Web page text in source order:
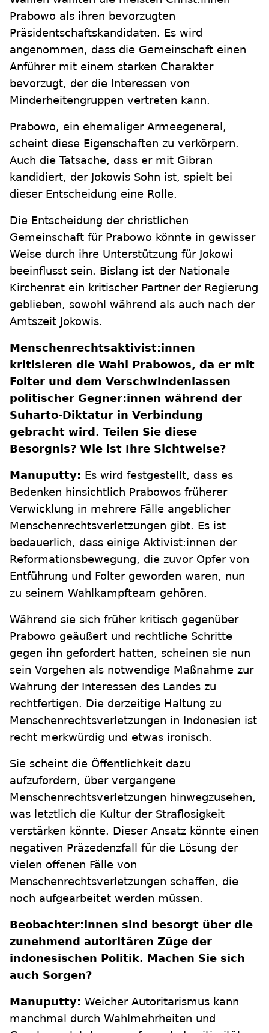
Prabowo als ihren bevorzugten
Präsidentschaftskandidaten. Es wird
angenommen, dass die Gemeinschaft einen
Anführer mit einem starken Charakter
bevorzugt, der die Interessen von
Minderheitengruppen vertreten kann.
Prabowo, ein ehemaliger Armeegeneral,
scheint diese Eigenschaften zu verkörpern.
Auch die Tatsache, dass er mit Gibran
kandidiert, der Jokowis Sohn ist, spielt bei
dieser Entscheidung eine Rolle.
Die Entscheidung der christlichen
Gemeinschaft für Prabowo könnte in gewisser
Weise durch ihre Unterstützung für Jokowi
beeinflusst sein. Bislang ist der Nationale
Kirchenrat ein kritischer Partner der Regierung
geblieben, sowohl während als auch nach der
Amtszeit Jokowis.
Menschenrechtsaktivist:innen
kritisieren die Wahl Prabowos, da er mit
Folter und dem Verschwindenlassen
politischer Gegner:innen während der
Suharto-Diktatur in Verbindung
gebracht wird. Teilen Sie diese
Besorgnis? Wie ist Ihre Sichtweise?
Manuputty: Es wird festgestellt, dass es
Bedenken hinsichtlich Prabowos früherer
Verwicklung in mehrere Fälle angeblicher
Menschenrechtsverletzungen gibt. Es ist
bedauerlich, dass einige Aktivist:innen der
Reformationsbewegung, die zuvor Opfer von
Entführung und Folter geworden waren, nun
zu seinem Wahlkampfteam gehören.
Während sie sich früher kritisch gegenüber
Prabowo geäußert und rechtliche Schritte
gegen ihn gefordert hatten, scheinen sie nun
sein Vorgehen als notwendige Maßnahme zur
Wahrung der Interessen des Landes zu
rechtfertigen. Die derzeitige Haltung zu
Menschenrechtsverletzungen in Indonesien ist
recht merkwürdig und etwas ironisch.
Sie scheint die Öffentlichkeit dazu
aufzufordern, über vergangene
Menschenrechtsverletzungen hinwegzusehen,
was letztlich die Kultur der Straflosigkeit
verstärken könnte. Dieser Ansatz könnte einen
negativen Präzedenzfall für die Lösung der
vielen offenen Fälle von
Menschenrechtsverletzungen schaffen, die
noch aufgearbeitet werden müssen.
Beobachter:innen sind besorgt über die
zunehmend autoritären Züge der
indonesischen Politik. Machen Sie sich
auch Sorgen?
Manuputty: Weicher Autoritarismus kann
manchmal durch Wahlmehrheiten und